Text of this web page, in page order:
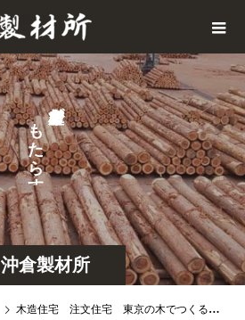
沖倉製材所
が
も
た
ら
す
せ
木造住宅 注文住宅 東京の木でつくる木造住宅なら沖倉製材所